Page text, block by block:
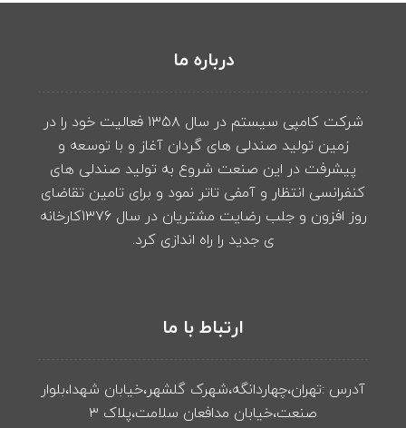
درباره ما
شرکت کامپی سیستم در سال ۱۳۵۸ فعالیت خود را در
زمین تولید صندلی های گردان آغاز و با توسعه و
پیشرفت در این صنعت شروع به تولید صندلی های
کنفرانسی انتظار و آمفی تاتر نمود و برای تامین تقاضای
روز افزون و جلب رضایت مشتریان در سال ۱۳۷۶کارخانه
ی جدید را راه اندازی کرد.
ارتباط با ما
آدرس :تهران،چهاردانگه،شهرک گلشهر،خیابان شهدا،بلوار
صنعت،خیابان مدافعان سلامت،پلاک ۳